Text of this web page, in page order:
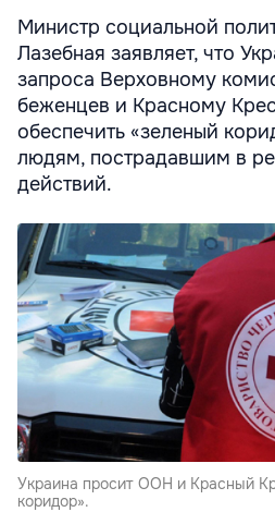
Министр социальной
Лазебная заявляет, что
запроса Верховному
беженцев и Красному
обеспечить «зеленый
людям, пострадавшим в
действий.
Украина просит ООН и Красный
коридор».